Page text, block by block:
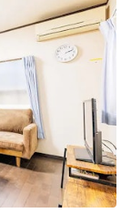
영장이나 테니스 코
공정원은 전망대에
즐길 수 있습니다.
우며 관계도 만들
본어를 사용해 대
야까지 가볍게 놀
커피전문점에 가거
하우스만이 가능
역이라 도심이나